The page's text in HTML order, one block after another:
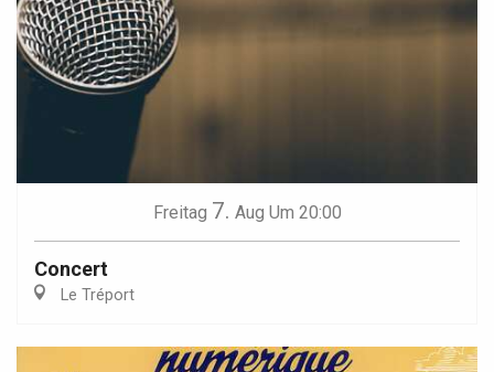
Freitag 7. Aug Um 20:00
Concert
Le Tréport